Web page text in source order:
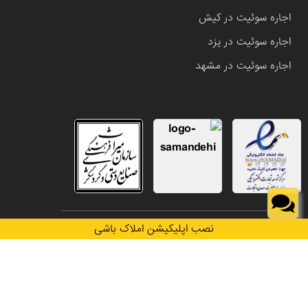
نصب اپلیکیشن املاک باشی
اجاره سوئیت در کیش
اجاره سوئیت در یزد
اجاره سوئیت در مشهد
تمامی حقوق این وب سایت متعلق به املاک باشی می باشد.